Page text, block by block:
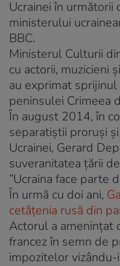
Ucrainei în următorii
ministerului
BBC.
Ministerul Culturii
cu actorii, muzicieni
au exprimat
peninsulei Crimeea
În august 2014, în
separatiştii proruşi
Ucrainei, Gerard
suveranitatea ţării
”Ucraina face parte
În urmă cu doi ani,
cetăţenia rusă din
Actorul a ameninţat
francez în semn de
impozitelor vizându-